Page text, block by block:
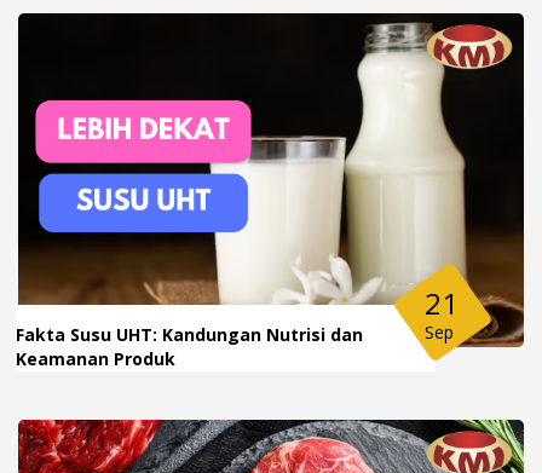
Fakta Susu UHT: Kandungan Nutrisi dan
Keamanan Produk
21
Sep